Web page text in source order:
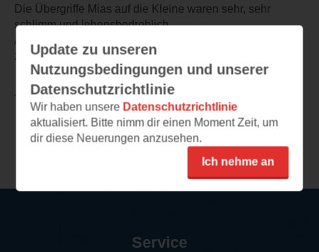
Die Übergriffe Mias auf die Kleine waren sehr, sehr
schlimm und lebensbedrohlich.
Also kurz: ich habe für den jetzigen Zeitpunkt das Buch
zur Seite gelegt und werde es später weiter lesen.
TEILEN
Weitere Rezensionen
Update zu unseren
Nutzungsbedingungen und unserer
Datenschutzrichtlinie
Wir haben unsere Datenschutzrichtlinie
aktualisiert. Bitte nimm dir einen Moment Zeit, um
dir diese Neuerungen anzusehen.
Ich nehme an
Service